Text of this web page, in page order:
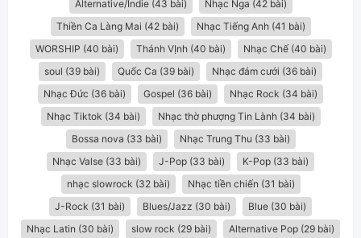
Alternative/Indie (43 bài)
Nhạc Nga (42 bài)
Thiền Ca Làng Mai (42 bài)
Nhạc Tiếng Anh (41 bài)
WORSHIP (40 bài)
Thánh VỊnh (40 bài)
Nhạc Chế (40 bài)
soul (39 bài)
Quốc Ca (39 bài)
Nhạc đám cưới (36 bài)
Nhạc Đức (36 bài)
Gospel (36 bài)
Nhạc Rock (34 bài)
Nhạc Tiktok (34 bài)
Nhạc thờ phượng Tin Lành (34 bài)
Bossa nova (33 bài)
Nhạc Trung Thu (33 bài)
Nhạc Valse (33 bài)
J-Pop (33 bài)
K-Pop (33 bài)
nhạc slowrock (32 bài)
Nhạc tiền chiến (31 bài)
J-Rock (31 bài)
Blues/Jazz (30 bài)
Blue (30 bài)
Nhạc Latin (30 bài)
slow rock (29 bài)
Alternative Pop (29 bài)